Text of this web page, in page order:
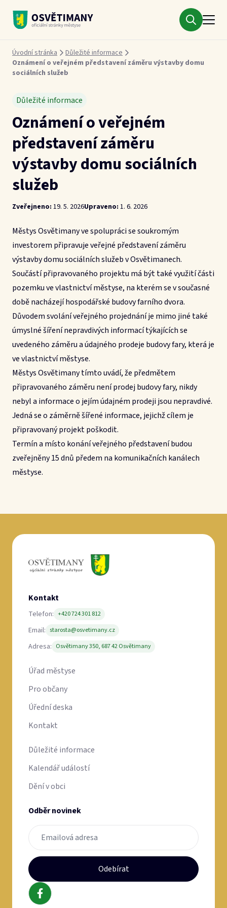
Drobečková navigace
Úvodní stránka
Důležité informace
Oznámení o veřejném představení záměru výstavby domu
sociálních služeb
Důležité informace
Oznámení o veřejném
představení záměru
výstavby domu sociálních
služeb
Zveřejneno: 19. 5. 2026Upraveno: 1. 6. 2026
Městys Osvětimany ve spolupráci se soukromým
investorem připravuje veřejné představení záměru
výstavby domu sociálních služeb v Osvětimanech.
Součástí připravovaného projektu má být také využití části
pozemku ve vlastnictví městyse, na kterém se v současné
době nacházejí hospodářské budovy farního dvora.
Důvodem svolání veřejného projednání je mimo jiné také
úmyslné šíření nepravdivých informací týkajících se
uvedeného záměru a údajného prodeje budovy fary, která je
ve vlastnictví městyse.
Městys Osvětimany tímto uvádí, že předmětem
připravovaného záměru není prodej budovy fary, nikdy
nebyl a informace o jejím údajném prodeji jsou nepravdivé.
Jedná se o záměrně šířené informace, jejichž cílem je
připravovaný projekt poškodit.
Termín a místo konání veřejného představení budou
zveřejněny 15 dnů předem na komunikačních kanálech
městyse.
Kontakt
Telefon: +420 724 301 812
Email: starosta@osvetimany.cz
Adresa: Osvětimany 350, 687 42 Osvětimany
Úřad městyse
Pro občany
Úřední deska
Kontakt
Důležité informace
Kalendář událostí
Dění v obci
Odběr novinek
Odebírat